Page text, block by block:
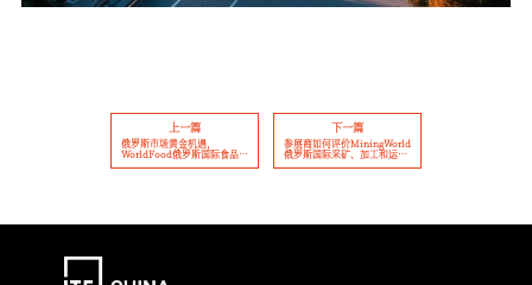
上一篇
俄罗斯市场黄金机遇，
WorldFood俄罗斯国际食品展
直通150+零售连锁巨头采购中
下一篇
参展商如何评价MiningWorld
俄罗斯国际采矿、加工和运输
机械设备展览会？